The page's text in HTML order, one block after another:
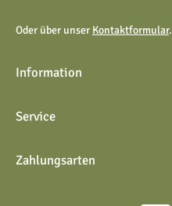
Oder über unser Kontaktformular.
Information
Service
Zahlungsarten